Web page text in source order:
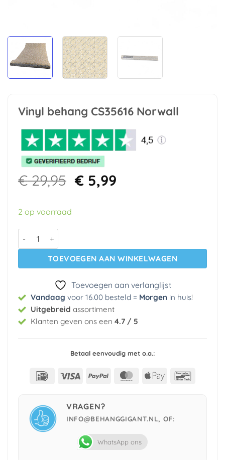
Vinyl behang CS35616 Norwall
€29,95 Oorspronkelijke
prijs
€5,99Huidige
2 op voorraad
Vinyl behang CS35616 Norwall aantal
TOEVOEGEN AAN WINKELWAGEN
Toevoegen aan verlanglijst
Vandaag voor 16.00 besteld = Morgen in huis!
Uitgebreid assortiment
Klanten geven ons een 4.7 / 5
Betaal eenvoudig met o.a.:
IDeal Visa PayPal MasterCard
Apple
VRAGEN?
INFO@BEHANGGIGANT.NL, OF:
WhatsApp ons